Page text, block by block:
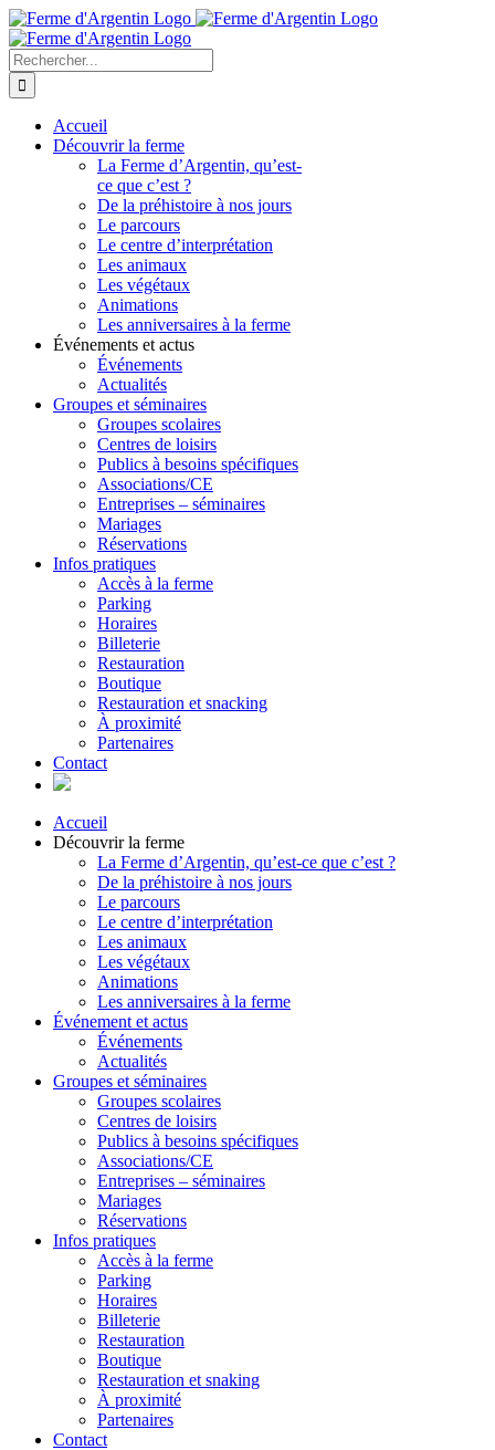
Skip
to
content
Rechercher
Accueil
Découvrir la ferme
La Ferme d’Argentin, qu’est-
ce que c’est ?
De la préhistoire à nos jours
Le parcours
Le centre d’interprétation
Les animaux
Les végétaux
Animations
Les anniversaires à la ferme
Événements et actus
Événements
Actualités
Groupes et séminaires
Groupes scolaires
Centres de loisirs
Publics à besoins spécifiques
Associations/CE
Entreprises – séminaires
Mariages
Réservations
Infos pratiques
Accès à la ferme
Parking
Horaires
Billeterie
Restauration
Boutique
Restauration et snacking
À proximité
Partenaires
Contact
Accueil
Découvrir la ferme
La Ferme d’Argentin, qu’est-ce que c’est ?
De la préhistoire à nos jours
Le parcours
Le centre d’interprétation
Les animaux
Les végétaux
Animations
Les anniversaires à la ferme
Événement et actus
Événements
Actualités
Groupes et séminaires
Groupes scolaires
Centres de loisirs
Publics à besoins spécifiques
Associations/CE
Entreprises – séminaires
Mariages
Réservations
Infos pratiques
Accès à la ferme
Parking
Horaires
Billeterie
Restauration
Boutique
Restauration et snaking
À proximité
Partenaires
Contact